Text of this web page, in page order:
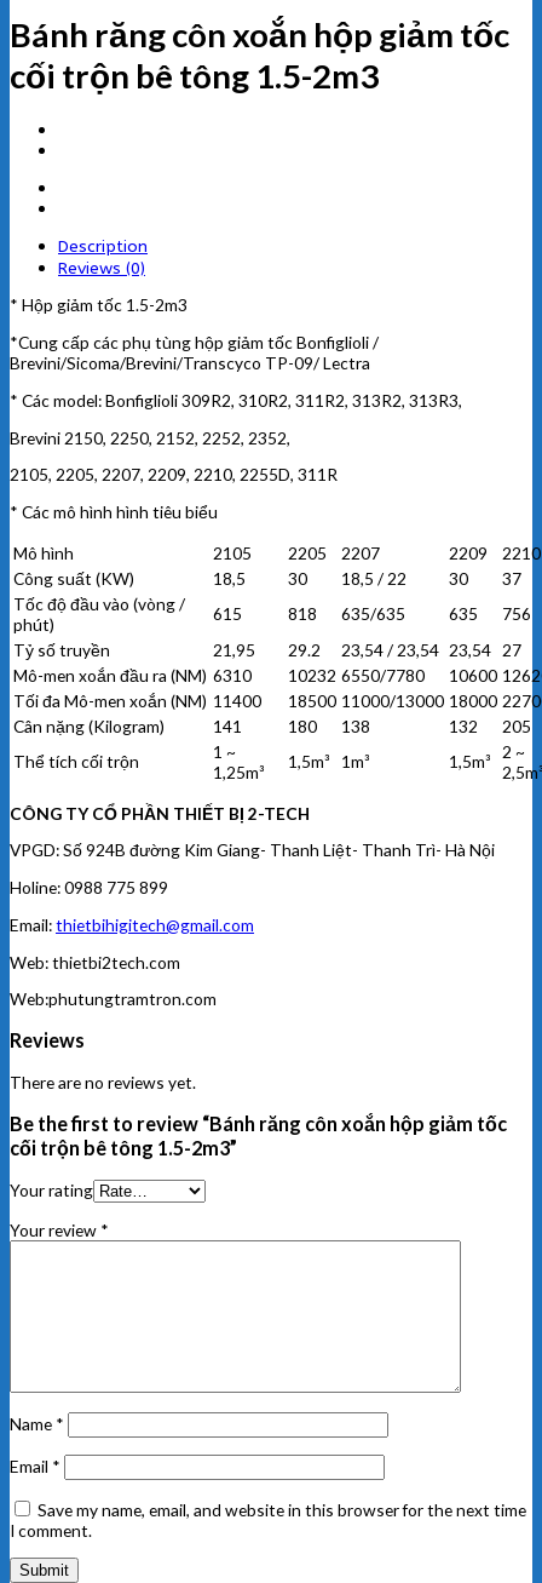
Bánh răng côn xoắn hộp giảm tốc
cối trộn bê tông 1.5-2m3
Description
Reviews (0)
* Hộp giảm tốc 1.5-2m3
*Cung cấp các phụ tùng hộp giảm tốc Bonfiglioli /
Brevini/Sicoma/Brevini/Transcyco TP-09/ Lectra
* Các model: Bonfiglioli 309R2, 310R2, 311R2, 313R2, 313R3,
Brevini 2150, 2250, 2152, 2252, 2352,
2105, 2205, 2207, 2209, 2210, 2255D, 311R
* Các mô hình hình tiêu biểu
Mô hình
2105 2205 2207 2209
2210
Công suất (KW)
18,5 30 18,5 / 22 30
37
Tốc độ đầu vào (vòng /
phút)
615 818 635/635 635
756
Tỷ số truyền
21,95 29.2 23,54 / 23,54 23,54 27
Mô-men xoắn đầu ra (NM) 6310 10232 6550/7780 10600
Tối đa Mô-men xoắn (NM) 11400 18500 11000/13000 18000
Cân nặng (Kilogram)
141 180 138 132
205
Thể tích cối trộn
1 ~
1,25m³
1,5m³ 1m³ 1,5m³
2 ~
CÔNG TY CỔ PHẦN THIẾT BỊ 2-TECH
VPGD: Số 924B đường Kim Giang- Thanh Liệt- Thanh Trì- Hà Nội
Holine: 0988 775 899
Email:thietbihigitech@gmail.com
Web: thietbi2tech.com
Web:phutungtramtron.com
Reviews
There are no reviews yet.
Be the first to review “Bánh răng côn xoắn hộp giảm tốc
cối trộn bê tông 1.5-2m3”
Your rating
Your review *
Name *
Email *
Save my name, email, and website in this browser for the next time
I comment.